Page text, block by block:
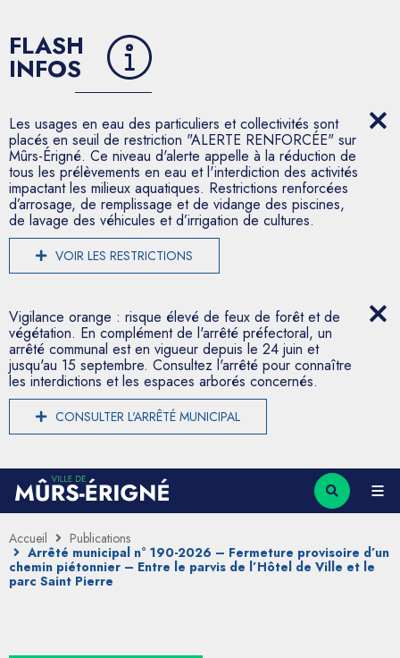
FLASH
INFOS
Les usages en eau des particuliers et collectivités sont
placés en seuil de restriction "ALERTE RENFORCÉE" sur
Mûrs-Érigné. Ce niveau d'alerte appelle à la réduction de
tous les prélèvements en eau et l'interdiction des activités
impactant les milieux aquatiques. Restrictions renforcées
d’arrosage, de remplissage et de vidange des piscines,
de lavage des véhicules et d’irrigation de cultures.
VOIR LES RESTRICTIONS
Vigilance orange : risque élevé de feux de forêt et de
végétation. En complément de l'arrêté préfectoral, un
arrêté communal est en vigueur depuis le 24 juin et
jusqu'au 15 septembre. Consultez l'arrêté pour connaître
les interdictions et les espaces arborés concernés.
CONSULTER L'ARRÊTÉ MUNICIPAL
Accueil
Publications
Arrêté municipal n° 190-2026 – Fermeture provisoire d’un
chemin piétonnier – Entre le parvis de l’Hôtel de Ville et le
parc Saint Pierre